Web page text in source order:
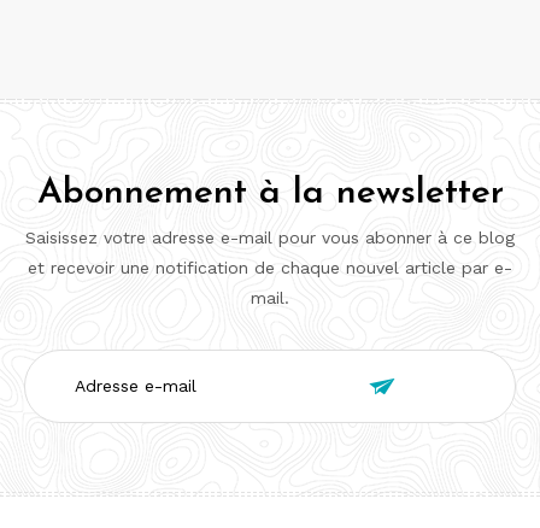
Abonnement à la newsletter
Saisissez votre adresse e-mail pour vous abonner à ce blog
et recevoir une notification de chaque nouvel article par e-
mail.
Adresse
e-
mail
